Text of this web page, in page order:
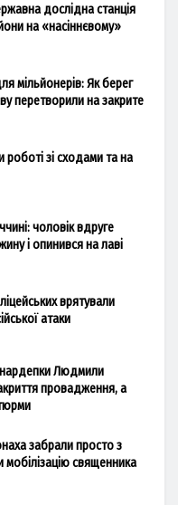
дослідна станція
на «насіннєвому»
мільйонерів: Як берег
перетворили на закрите
роботі зі сходами та на
чоловік вдруге
і опинився на лаві
врятували
атаки
нардепки Людмили
провадження, а
забрали просто з
священника